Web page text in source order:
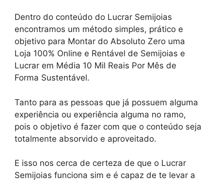
Dentro do conteúdo do Lucrar Semijoias
encontramos um método simples, prático e
objetivo para Montar do Absoluto Zero uma
Loja 100% Online e Rentável de Semijoias e
Lucrar em Média 10 Mil Reais Por Mês de
Forma Sustentável.
Tanto para as pessoas que já possuem alguma
experiência ou experiência alguma no ramo,
pois o objetivo é fazer com que o conteúdo seja
totalmente absorvido e aproveitado.
E isso nos cerca de certeza de que o Lucrar
Semijoias funciona sim e é capaz de te levar a